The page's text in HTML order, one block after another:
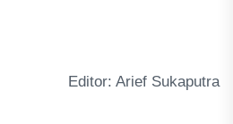
Editor: Arief Sukaputra